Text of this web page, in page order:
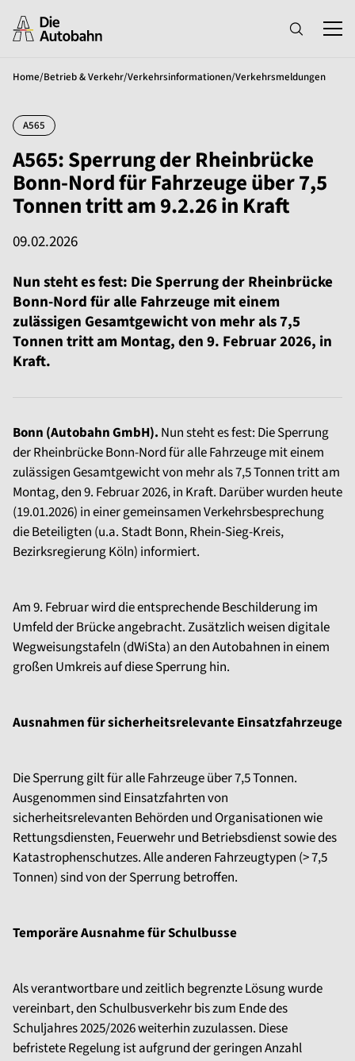
Home/Betrieb & Verkehr/Verkehrsinformationen/Verkehrsmeldungen
A565
A565: Sperrung der Rheinbrücke
Bonn-Nord für Fahrzeuge über 7,5
Tonnen tritt am 9.2.26 in Kraft
09.02.2026
Nun steht es fest: Die Sperrung der Rheinbrücke
Bonn-Nord für alle Fahrzeuge mit einem
zulässigen Gesamtgewicht von mehr als 7,5
Tonnen tritt am Montag, den 9. Februar 2026, in
Kraft.
Bonn (Autobahn GmbH). Nun steht es fest: Die Sperrung
der Rheinbrücke Bonn-Nord für alle Fahrzeuge mit einem
zulässigen Gesamtgewicht von mehr als 7,5 Tonnen tritt am
Montag, den 9. Februar 2026, in Kraft. Darüber wurden heute
(19.01.2026) in einer gemeinsamen Verkehrsbesprechung
die Beteiligten (u.a. Stadt Bonn, Rhein-Sieg-Kreis,
Bezirksregierung Köln) informiert.
Am 9. Februar wird die entsprechende Beschilderung im
Umfeld der Brücke angebracht. Zusätzlich weisen digitale
Wegweisungstafeln (dWiSta) an den Autobahnen in einem
großen Umkreis auf diese Sperrung hin.
Ausnahmen für sicherheitsrelevante Einsatzfahrzeuge
Die Sperrung gilt für alle Fahrzeuge über 7,5 Tonnen.
Ausgenommen sind Einsatzfahrten von
sicherheitsrelevanten Behörden und Organisationen wie
Rettungsdiensten, Feuerwehr und Betriebsdienst sowie des
Katastrophenschutzes. Alle anderen Fahrzeugtypen (> 7,5
Tonnen) sind von der Sperrung betroffen.
Temporäre Ausnahme für Schulbusse
Als verantwortbare und zeitlich begrenzte Lösung wurde
vereinbart, den Schulbusverkehr bis zum Ende des
Schuljahres 2025/2026 weiterhin zuzulassen. Diese
befristete Regelung ist aufgrund der geringen Anzahl